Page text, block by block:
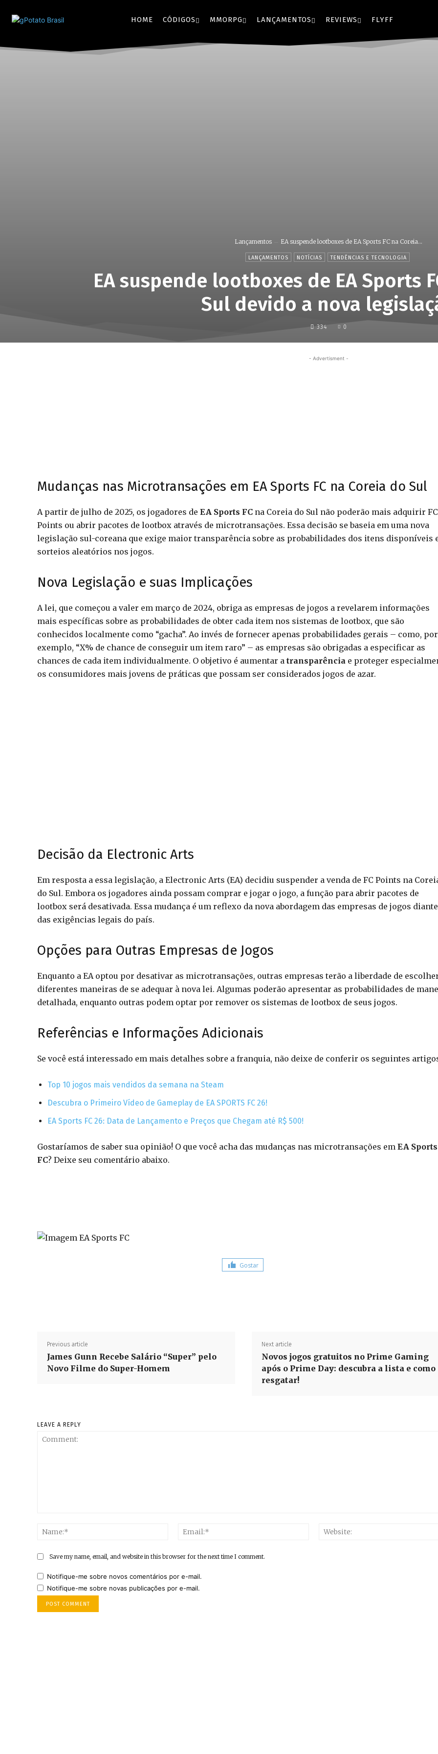
HOME CÓDIGOS MMORPG LANÇAMENTOS REVIEWS FLYFF
Lançamentos EA suspende lootboxes de EA Sports FC na Coreia...
LANÇAMENTOS NOTÍCIAS TENDÊNCIAS E TECNOLOGIA
EA suspende lootboxes de EA Sports
Sul devido a nova
334 0
- Advertisment -
Mudanças nas Microtransações em EA Sports FC na Coreia do Sul
A partir de julho de 2025, os jogadores de EA Sports FC na Coreia do Sul não poderão mais adquirir FC
Points ou abrir pacotes de lootbox através de microtransações. Essa decisão se baseia em uma nova
legislação sul-coreana que exige maior transparência sobre as probabilidades dos itens disponíveis
sorteios aleatórios nos jogos.
Nova Legislação e suas Implicações
A lei, que começou a valer em março de 2024, obriga as empresas de jogos a revelarem informações
mais específicas sobre as probabilidades de obter cada item nos sistemas de lootbox, que são
conhecidos localmente como “gacha”. Ao invés de fornecer apenas probabilidades gerais – como, por
exemplo, “X% de chance de conseguir um item raro” – as empresas são obrigadas a especificar as
chances de cada item individualmente. O objetivo é aumentar a transparência e proteger
os consumidores mais jovens de práticas que possam ser considerados jogos de azar.
Decisão da Electronic Arts
Em resposta a essa legislação, a Electronic Arts (EA) decidiu suspender a venda de FC Points na
do Sul. Embora os jogadores ainda possam comprar e jogar o jogo, a função para abrir pacotes de
lootbox será desativada. Essa mudança é um reflexo da nova abordagem das empresas de jogos diante
das exigências legais do país.
Opções para Outras Empresas de Jogos
Enquanto a EA optou por desativar as microtransações, outras empresas terão a liberdade de
diferentes maneiras de se adequar à nova lei. Algumas poderão apresentar as probabilidades de
detalhada, enquanto outras podem optar por remover os sistemas de lootbox de seus jogos.
Referências e Informações Adicionais
Se você está interessado em mais detalhes sobre a franquia, não deixe de conferir os seguintes
Top 10 jogos mais vendidos da semana na Steam
Descubra o Primeiro Vídeo de Gameplay de EA SPORTS FC 26!
EA Sports FC 26: Data de Lançamento e Preços que Chegam até R$ 500!
Gostaríamos de saber sua opinião! O que você acha das mudanças nas microtransações em EA Sports
FC? Deixe seu comentário abaixo.
Gostar
Previous article
James Gunn Recebe Salário “Super” pelo
Novo Filme do Super-Homem
Next article
Novos jogos gratuitos no Prime Gaming
após o Prime Day: descubra a lista e como
resgatar!
LEAVE A REPLY
Name:*
Email:*
Save my name, email, and website in this browser for the next time I comment.
Notifique-me sobre novos comentários por e-mail.
Notifique-me sobre novas publicações por e-mail.